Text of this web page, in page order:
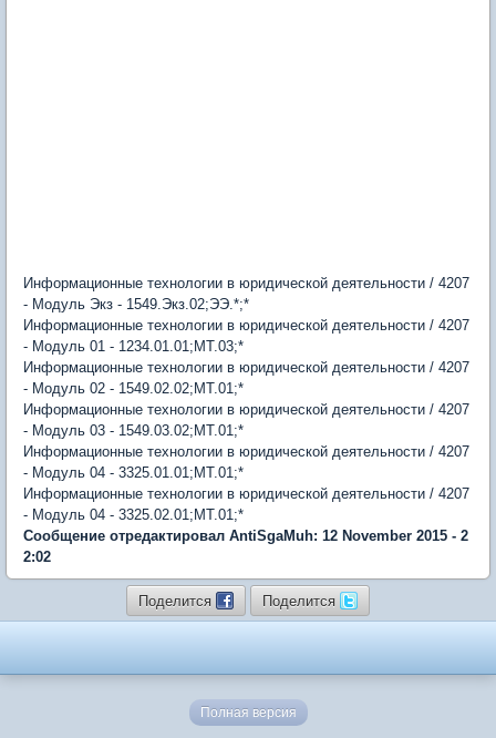
Информационные технологии в юридической деятельности / 4207
- Модуль Экз - 1549.Экз.02;ЭЭ.*;*
Информационные технологии в юридической деятельности / 4207
- Модуль 01 - 1234.01.01;МТ.03;*
Информационные технологии в юридической деятельности / 4207
- Модуль 02 - 1549.02.02;МТ.01;*
Информационные технологии в юридической деятельности / 4207
- Модуль 03 - 1549.03.02;МТ.01;*
Информационные технологии в юридической деятельности / 4207
- Модуль 04 - 3325.01.01;МТ.01;*
Информационные технологии в юридической деятельности / 4207
- Модуль 04 - 3325.02.01;МТ.01;*
Сообщение отредактировал AntiSgaMuh: 12 November 2015 - 2
2:02
Поделится Поделится
Полная версия